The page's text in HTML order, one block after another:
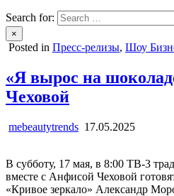
Search for:
×
Posted in Пресс-релизы, Шоу
«Я вырос на
Чеховой
mebeautytrends 17.05.2025
В субботу, 17 мая, в 8:00 ТВ-3
вместе с Анфисой Чеховой
«Кривое зеркало» Александр